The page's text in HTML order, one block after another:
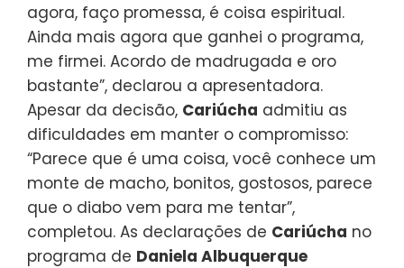
agora, faço promessa, é coisa espiritual.
Ainda mais agora que ganhei o programa,
me firmei. Acordo de madrugada e oro
bastante”, declarou a apresentadora.
Apesar da decisão, Cariúcha admitiu as
dificuldades em manter o compromisso:
“Parece que é uma coisa, você conhece um
monte de macho, bonitos, gostosos, parece
que o diabo vem para me tentar”,
completou. As declarações de Cariúcha no
programa de Daniela Albuquerque